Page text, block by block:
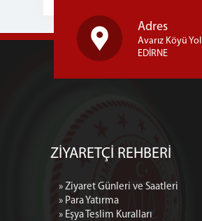
Adres
Avarız Köyü
EDİRNE
ZİYARETÇİ REHBERİ
» Ziyaret Günleri ve Saatleri
» Para Yatırma
» Eşya Teslim Kuralları